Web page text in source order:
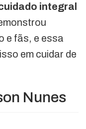
integral
e fãs, e essa
em cuidar de
Nunes